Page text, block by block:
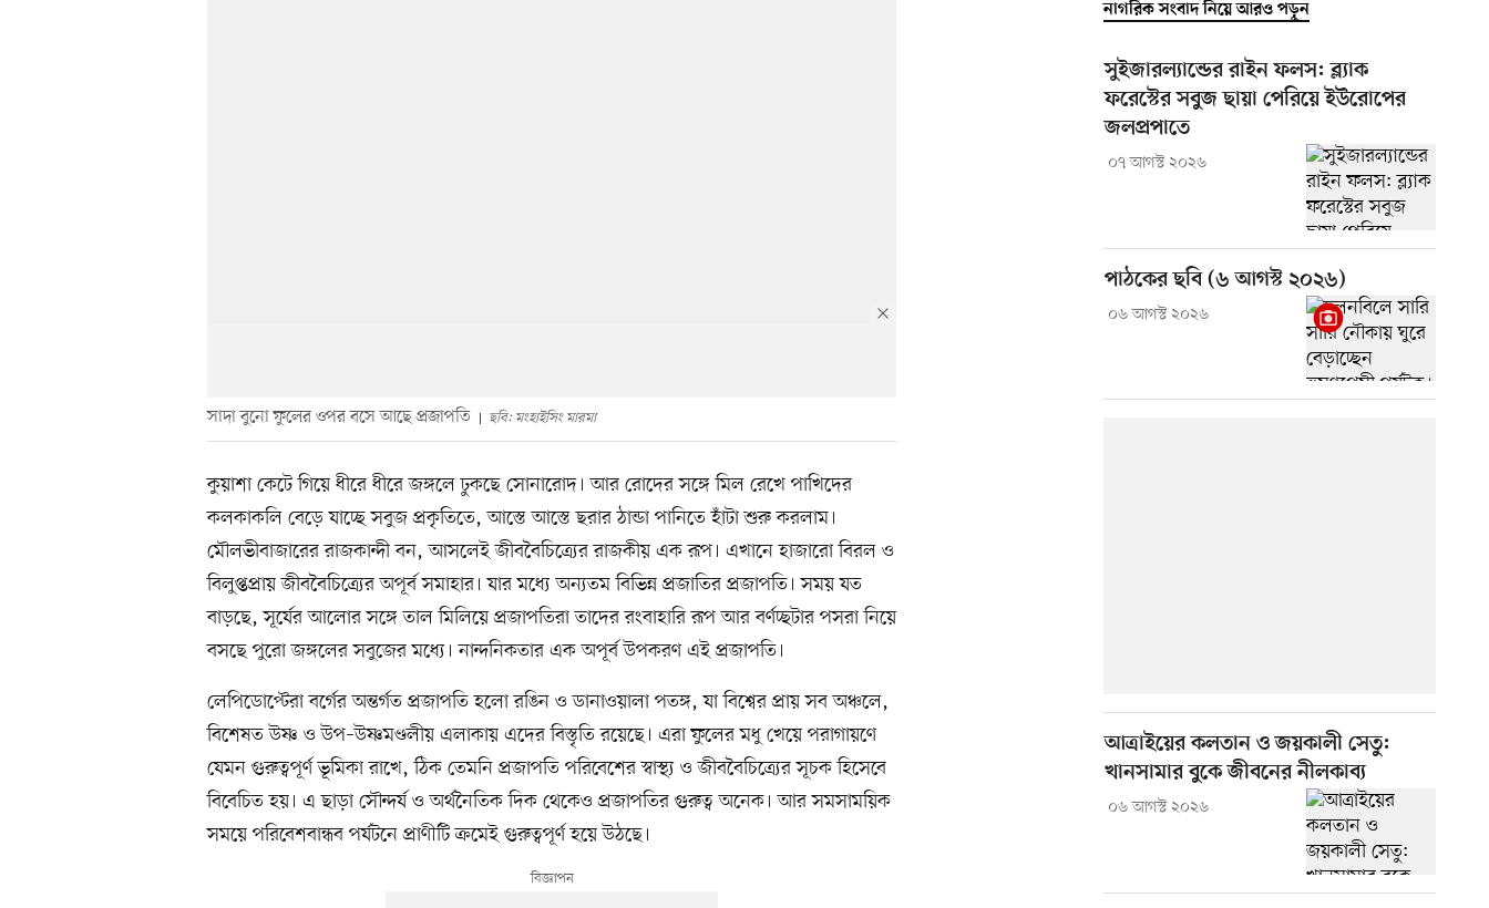
সাদা বুনো ফুলের ওপর বসে আছে প্রজাপতি ছবি: মংহাইসিং মারমা
কুয়াশা কেটে গিয়ে ধীরে ধীরে জঙ্গলে ঢুকছে সোনারোদ। আর রোদের সঙ্গে মিল রেখে পাখিদের
কলকাকলি বেড়ে যাচ্ছে সবুজ প্রকৃতিতে, আস্তে আস্তে ছরার ঠান্ডা পানিতে হাঁটা শুরু করলাম।
মৌলভীবাজারের রাজকান্দী বন, আসলেই জীববৈচিত্র্যের রাজকীয় এক রূপ। এখানে হাজারো বিরল ও
বিলুপ্তপ্রায় জীববৈচিত্র্যের অপূর্ব সমাহার। যার মধ্যে অন্যতম বিভিন্ন প্রজাতির প্রজাপতি। সময় যত
বাড়ছে, সূর্যের আলোর সঙ্গে তাল মিলিয়ে প্রজাপতিরা তাদের রংবাহারি রূপ আর বর্ণচ্ছটার পসরা নিয়ে
বসছে পুরো জঙ্গলের সবুজের মধ্যে। নান্দনিকতার এক অপূর্ব উপকরণ এই প্রজাপতি।
লেপিডোপ্টেরা বর্গের অন্তর্গত প্রজাপতি হলো রঙিন ও ডানাওয়ালা পতঙ্গ, যা বিশ্বের প্রায় সব অঞ্চলে,
বিশেষত উষ্ণ ও উপ–উষ্ণমণ্ডলীয় এলাকায় এদের বিস্তৃতি রয়েছে। এরা ফুলের মধু খেয়ে পরাগায়ণে
যেমন গুরুত্বপূর্ণ ভূমিকা রাখে, ঠিক তেমনি প্রজাপতি পরিবেশের স্বাস্থ্য ও জীববৈচিত্র্যের সূচক হিসেবে
বিবেচিত হয়। এ ছাড়া সৌন্দর্য ও অর্থনৈতিক দিক থেকেও প্রজাপতির গুরুত্ব অনেক। আর সমসাময়িক
সময়ে পরিবেশবান্ধব পর্যটনে প্রাণীটি ক্রমেই গুরুত্বপূর্ণ হয়ে উঠছে।
নাগরিক সংবাদ নিয়ে আরও পড়ুন
সুইজারল্যান্ডের রাইন ফলস: ব্ল্যাক
ফরেস্টের সবুজ ছায়া পেরিয়ে ইউরোপের
জলপ্রপাতে
০৭ আগস্ট ২০২৬
পাঠকের ছবি (৬ আগস্ট ২০২৬)
০৬ আগস্ট ২০২৬
আত্রাইয়ের কলতান ও জয়কালী সেতু:
খানসামার বুকে জীবনের নীলকাব্য
০৬ আগস্ট ২০২৬